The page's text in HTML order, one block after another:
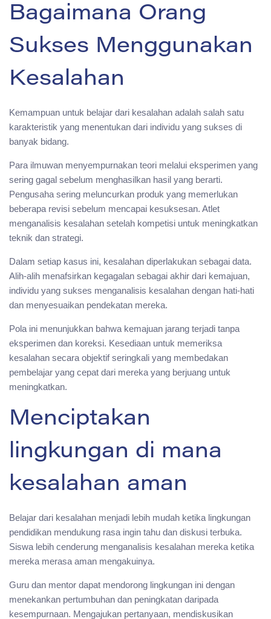
Bagaimana Orang
Sukses Menggunakan
Kesalahan
Kemampuan untuk belajar dari kesalahan adalah salah satu
karakteristik yang menentukan dari individu yang sukses di
banyak bidang.
Para ilmuwan menyempurnakan teori melalui eksperimen yang
sering gagal sebelum menghasilkan hasil yang berarti.
Pengusaha sering meluncurkan produk yang memerlukan
beberapa revisi sebelum mencapai kesuksesan. Atlet
menganalisis kesalahan setelah kompetisi untuk meningkatkan
teknik dan strategi.
Dalam setiap kasus ini, kesalahan diperlakukan sebagai data.
Alih-alih menafsirkan kegagalan sebagai akhir dari kemajuan,
individu yang sukses menganalisis kesalahan dengan hati-hati
dan menyesuaikan pendekatan mereka.
Pola ini menunjukkan bahwa kemajuan jarang terjadi tanpa
eksperimen dan koreksi. Kesediaan untuk memeriksa
kesalahan secara objektif seringkali yang membedakan
pembelajar yang cepat dari mereka yang berjuang untuk
meningkatkan.
Menciptakan
lingkungan di mana
kesalahan aman
Belajar dari kesalahan menjadi lebih mudah ketika lingkungan
pendidikan mendukung rasa ingin tahu dan diskusi terbuka.
Siswa lebih cenderung menganalisis kesalahan mereka ketika
mereka merasa aman mengakuinya.
Guru dan mentor dapat mendorong lingkungan ini dengan
menekankan pertumbuhan dan peningkatan daripada
kesempurnaan. Mengajukan pertanyaan, mendiskusikan